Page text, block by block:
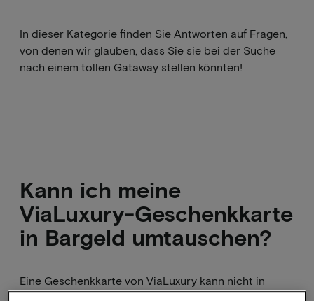
In dieser Kategorie finden Sie Antworten auf Fragen,
von denen wir glauben, dass Sie sie bei der Suche
nach einem tollen Gataway stellen könnten!
Kann ich meine
ViaLuxury-Geschenkkarte
in Bargeld umtauschen?
Eine Geschenkkarte von ViaLuxury kann nicht in
Bargeld umgetauscht werden. Bitte bewahren Sie die